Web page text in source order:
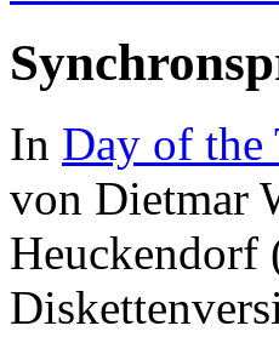
In Day of the
von Dietmar